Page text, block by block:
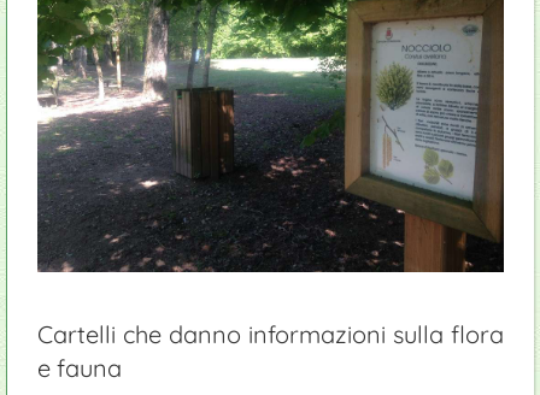
Cartelli che danno informazioni sulla flora
e fauna